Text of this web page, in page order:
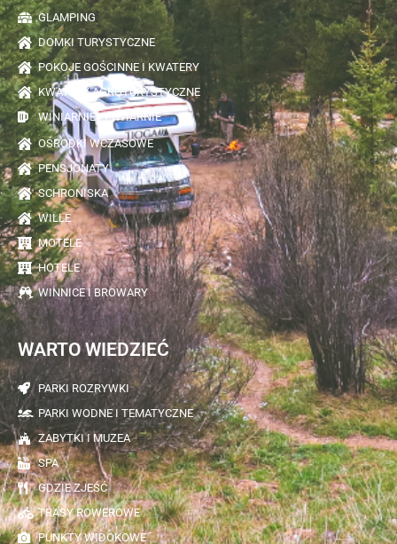
GLAMPING
DOMKI TURYSTYCZNE
POKOJE GOŚCINNE I KWATERY
KWATERY AGROTURYSTYCZNE
WINIARNIE I PIWIARNIE
OŚRODKI WCZASOWE
PENSJONATY
SCHRONISKA
WILLE
MOTELE
HOTELE
WINNICE I BROWARY
WARTO WIEDZIEĆ
PARKI ROZRYWKI
PARKI WODNE I TEMATYCZNE
ZABYTKI I MUZEA
SPA
GDZIE ZJEŚĆ
TRASY ROWEROWE
PUNKTY WIDOKOWE